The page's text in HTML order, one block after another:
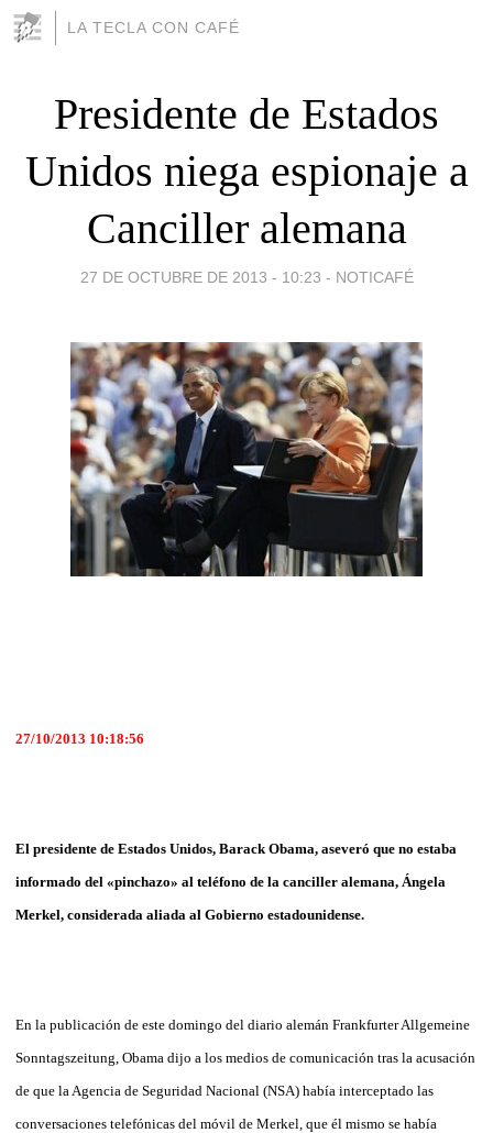
LA TECLA CON CAFÉ
Presidente de Estados
Unidos niega espionaje a
Canciller alemana
27 DE OCTUBRE DE 2013 - 10:23 - NOTICAFÉ
27/10/2013 10:18:56
El presidente de Estados Unidos, Barack Obama, aseveró que no estaba
informado del «pinchazo» al teléfono de la canciller alemana, Ángela
Merkel, considerada aliada al Gobierno estadounidense.
En la publicación de este domingo del diario alemán Frankfurter Allgemeine
Sonntagszeitung, Obama dijo a los medios de comunicación tras la acusación
de que la Agencia de Seguridad Nacional (NSA) había interceptado las
conversaciones telefónicas del móvil de Merkel, que él mismo se había